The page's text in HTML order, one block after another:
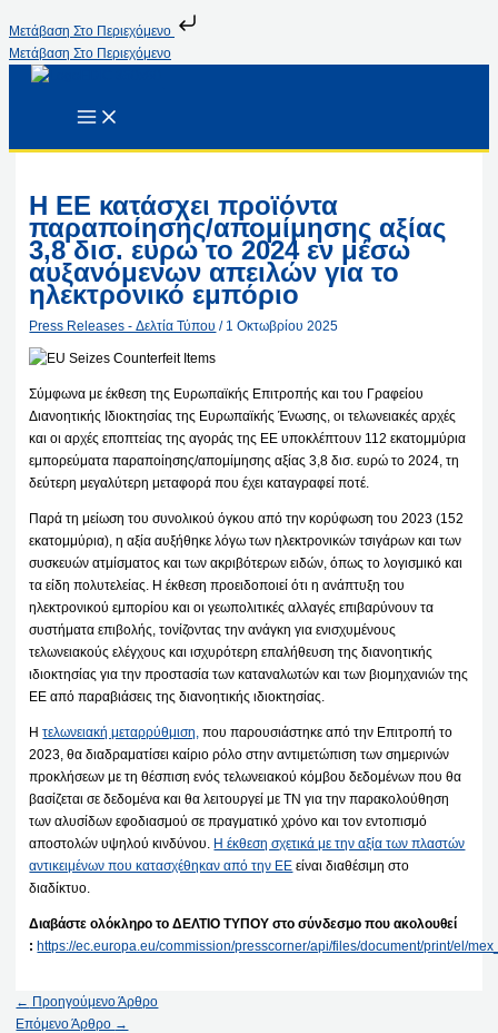
Μετάβαση Στο Περιεχόμενο
Μετάβαση Στο Περιεχόμενο
Η ΕΕ κατάσχει προϊόντα
παραποίησης/απομίμησης αξίας
3,8 δισ. ευρώ το 2024 εν μέσω
αυξανόμενων απειλών για το
ηλεκτρονικό εμπόριο
Press Releases - Δελτία Τύπου / 1 Οκτωβρίου 2025
Σύμφωνα με έκθεση της Ευρωπαϊκής Επιτροπής και του Γραφείου
Διανοητικής Ιδιοκτησίας της Ευρωπαϊκής Ένωσης, οι τελωνειακές αρχές
και οι αρχές εποπτείας της αγοράς της ΕΕ υποκλέπτουν 112 εκατομμύρια
εμπορεύματα παραποίησης/απομίμησης αξίας 3,8 δισ. ευρώ το 2024, τη
δεύτερη μεγαλύτερη μεταφορά που έχει καταγραφεί ποτέ.
Παρά τη μείωση του συνολικού όγκου από την κορύφωση του 2023 (152
εκατομμύρια), η αξία αυξήθηκε λόγω των ηλεκτρονικών τσιγάρων και των
συσκευών ατμίσματος και των ακριβότερων ειδών, όπως το λογισμικό και
τα είδη πολυτελείας. Η έκθεση προειδοποιεί ότι η ανάπτυξη του
ηλεκτρονικού εμπορίου και οι γεωπολιτικές αλλαγές επιβαρύνουν τα
συστήματα επιβολής, τονίζοντας την ανάγκη για ενισχυμένους
τελωνειακούς ελέγχους και ισχυρότερη επαλήθευση της διανοητικής
ιδιοκτησίας για την προστασία των καταναλωτών και των βιομηχανιών της
ΕΕ από παραβιάσεις της διανοητικής ιδιοκτησίας.
Ητελωνειακή μεταρρύθμιση, που παρουσιάστηκε από την Επιτροπή το
2023, θα διαδραματίσει καίριο ρόλο στην αντιμετώπιση των σημερινών
προκλήσεων με τη θέσπιση ενός τελωνειακού κόμβου δεδομένων που θα
βασίζεται σε δεδομένα και θα λειτουργεί με ΤΝ για την παρακολούθηση
των αλυσίδων εφοδιασμού σε πραγματικό χρόνο και τον εντοπισμό
αποστολών υψηλού κινδύνου. Η έκθεση σχετικά με την αξία των πλαστών
αντικειμένων που κατασχέθηκαν από την ΕΕ είναι διαθέσιμη στο
διαδίκτυο.
Διαβάστε ολόκληρο το ΔΕΛΤΙΟ ΤΥΠΟΥ στο σύνδεσμο που ακολουθεί
: https://ec.europa.eu/commission/presscorner/api/files/document/print/el/
← Προηγούμενο Άρθρο
Επόμενο Άρθρο →